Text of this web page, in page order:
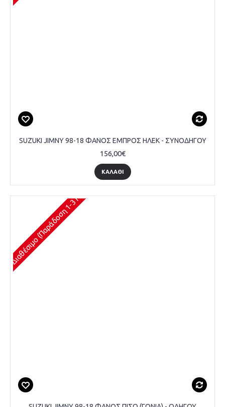
SUZUKI JIMNY 98-18 ΦΑΝΟΣ ΕΜΠΡΟΣ ΗΛΕΚ - ΣΥΝΟΔΗΓΟΥ
156,00€
ΚΑΛΆΘΙ
Διαθέσιμο (Παράδοση 1-3 Ημέρες)